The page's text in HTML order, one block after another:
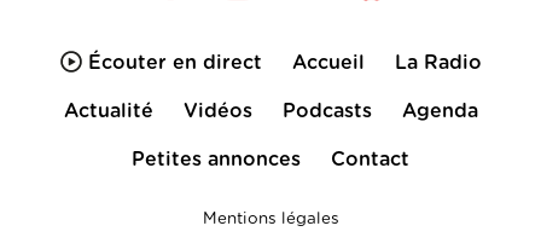
Écouter en direct Accueil La Radio
Actualité Vidéos Podcasts Agenda
Petites annonces Contact
Mentions légales